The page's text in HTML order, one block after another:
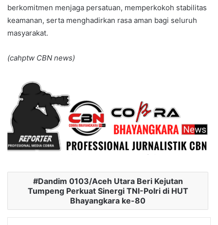
berkomitmen menjaga persatuan, memperkokoh stabilitas
keamanan, serta menghadirkan rasa aman bagi seluruh
masyarakat.
(cahptw CBN news)
Dandim 0103/Aceh Utara Beri Kejutan
Tumpeng Perkuat Sinergi TNI-Polri di HUT
Bhayangkara ke-80